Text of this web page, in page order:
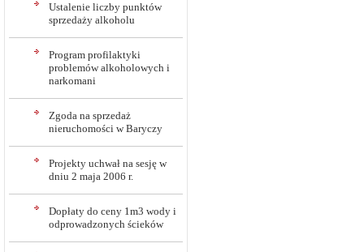
Ustalenie liczby punktów
sprzedaży alkoholu
Program profilaktyki
problemów alkoholowych i
narkomani
Zgoda na sprzedaż
nieruchomości w Baryczy
Projekty uchwał na sesję w
dniu 2 maja 2006 r.
Dopłaty do ceny 1m3 wody i
odprowadzonych ścieków